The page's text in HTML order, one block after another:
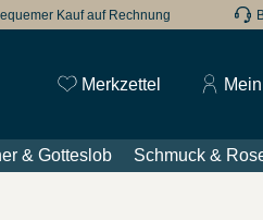
Kauf auf Rechnung
Merkzettel Du hast 0
& Gotteslob Schmuck &